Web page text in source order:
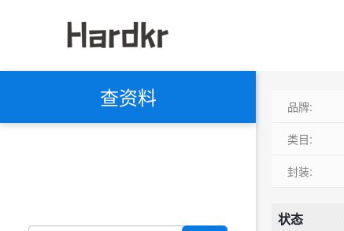
查资料 品牌:
类目:
封装:
状态